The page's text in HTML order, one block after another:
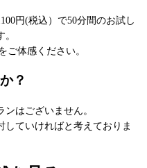
円(税込）で50分間のお試し
ご体感ください。
？
はございません。
ていければと考えておりま